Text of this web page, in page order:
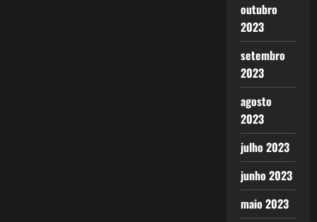
outubro
2023
setembro
2023
agosto
2023
julho 2023
junho 2023
maio 2023